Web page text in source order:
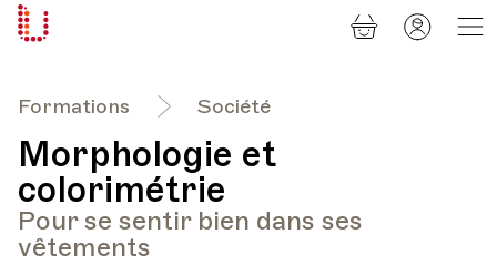
Formations Société
Morphologie et
colorimétrie
Pour se sentir bien dans ses
vêtements
Panier
Mon